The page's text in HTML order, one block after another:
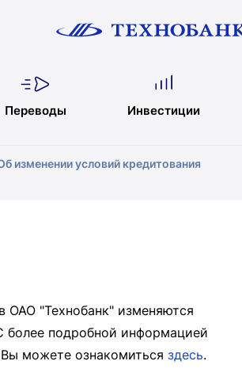
Переводы Инвестиции
изменении условий кредитования
ОАО "Технобанк" изменяются
более подробной информацией
можете ознакомиться здесь.